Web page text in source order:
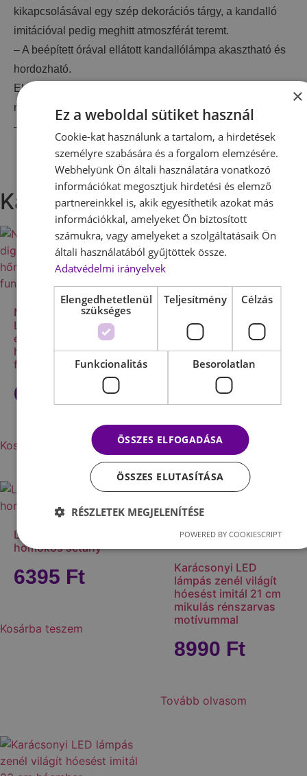
kikapcsolásával egy szép dekorációs tárgy, a kandalló
imitációval pedig meghitt atmoszférát teremt.
– A beépített órával ellátott kandallólámpa akasztható és
hordozható.
Elemmel és USB csatlakozóval is működtethető. ( elem
nem tartozék )
– Méretek: 27 x 15 x 12 cm
Kapcsolódó termékek
Nagy tükör kijelzős
LED digitális
ébresztőóra
hőmérséklet jelző
funkcióval
6990
Kosárba teszem
virág és gyertya
5595
Kosárba teszem
LED-es világító falikép
homokos sétány
6395 Ft
Kosárba teszem
Karácsonyi LED
lámpás zenél világít
hóesést imitál 21 cm
mikulás rénszarvas
motívummal
8990 Ft
Tovább olvasom
×
Ez a weboldal sütiket használ
Cookie-kat használunk a tartalom, a hirdetések
személyre szabására és a forgalom elemzésére.
Webhelyünk Ön általi használatára vonatkozó
információkat megosztjuk hirdetési és elemző
partnereinkkel is, akik egyesíthetik azokat más
információkkal, amelyeket Ön biztosított
számukra, vagy amelyeket a szolgáltatásaik Ön
általi használatából gyűjtöttek össze.
Adatvédelmi irányelvek
Elengedhetetlenül
szükséges
Teljesítmény Célzás
Funkcionalitás Besorolatlan
ÖSSZES ELFOGADÁSA
ÖSSZES ELUTASÍTÁSA
RÉSZLETEK MEGJELENÍTÉSE
POWERED BY COOKIESCRIPT